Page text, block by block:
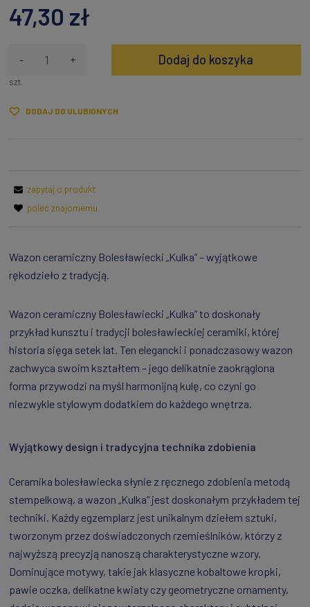
47,30 zł
- +
szt.
Dodaj do koszyka
DODAJ DO ULUBIONYCH
zapytaj o produkt
poleć znajomemu
Wazon ceramiczny Bolesławiecki „Kulka” – wyjątkowe
rękodzieło z tradycją.
Wazon ceramiczny Bolesławiecki „Kulka” to doskonały
przykład kunsztu i tradycji bolesławieckiej ceramiki, której
historia sięga setek lat. Ten elegancki i ponadczasowy wazon
zachwyca swoim kształtem – jego delikatnie zaokrąglona
forma przywodzi na myśl harmonijną kulę, co czyni go
niezwykle stylowym dodatkiem do każdego wnętrza.
Wyjątkowy design i tradycyjna technika zdobienia
Ceramika bolesławiecka słynie z ręcznego zdobienia metodą
stempelkową, a wazon „Kulka” jest doskonałym przykładem tej
techniki. Każdy egzemplarz jest unikalnym dziełem sztuki,
tworzonym przez doświadczonych rzemieślników, którzy z
najwyższą precyzją nanoszą charakterystyczne wzory.
Dominujące motywy, takie jak klasyczne kobaltowe kropki,
pawie oczka, delikatne kwiaty czy geometryczne ornamenty,